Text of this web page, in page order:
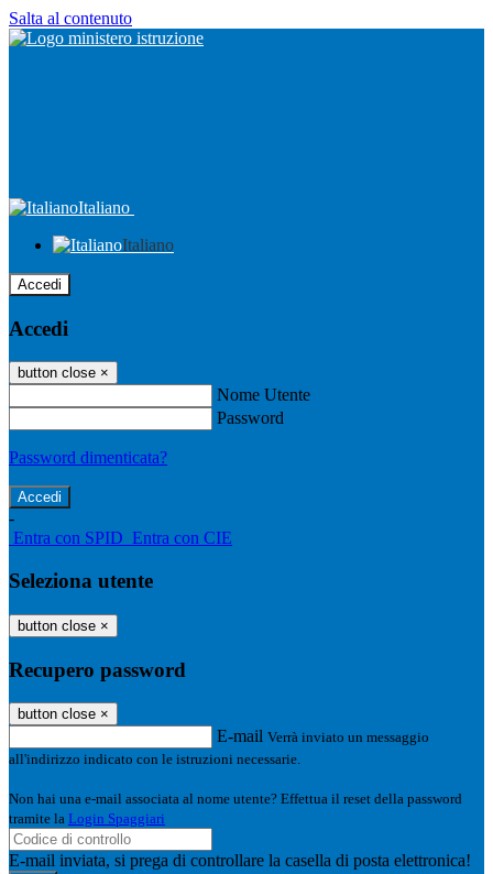
Salta al contenuto
Italiano
Italiano
Accedi
Accedi
button close ×
Nome Utente
Password
Password dimenticata?
-
Entra con SPID Entra con CIE
Seleziona utente
button close ×
Recupero password
button close ×
E-mail Verrà inviato un messaggio
all'indirizzo indicato con le istruzioni necessarie.
Non hai una e-mail associata al nome utente? Effettua il reset della password
tramite la Login Spaggiari
E-mail inviata, si prega di controllare la casella di posta elettronica!